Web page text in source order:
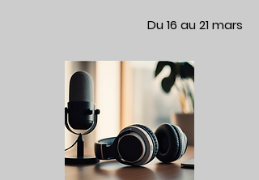
Du 16 au 21 mars